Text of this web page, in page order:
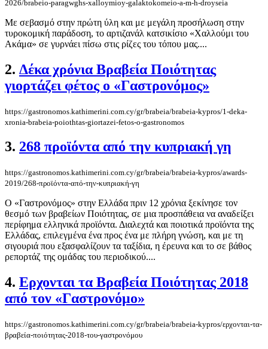
2026/brabeio-paragwghs-xalloymioy-galaktokomeio-a-m-h-droyseia
Με σεβασμό στην πρώτη ύλη και με μεγάλη προσήλωση στην
τυροκομική παράδοση, το αρτιζανάλ κατσικίσιο «Χαλλούμι του
Ακάμα» σε γυρνάει πίσω στις ρίζες του τόπου μας....
2. Δέκα χρόνια Βραβεία Ποιότητας
γιορτάζει φέτος ο «Γαστρονόμος»
https://gastronomos.kathimerini.com.cy/gr/brabeia/brabeia-kypros/1-deka-
xronia-brabeia-poiothtas-giortazei-fetos-o-gastronomos
3. 268 προϊόντα από την κυπριακή γη
https://gastronomos.kathimerini.com.cy/gr/brabeia/brabeia-kypros/awards-
2019/268-προϊόντα-από-την-κυπριακή-γη
Ο «Γαστρονόμος» στην Ελλάδα πριν 12 χρόνια ξεκίνησε τον
θεσμό των βραβείων Ποιότητας, σε μια προσπάθεια να αναδείξει
περίφημα ελληνικά προϊόντα. Διαλεχτά και ποιοτικά προϊόντα της
Ελλάδας, επιλεγμένα ένα προς ένα με πλήρη γνώση, και με τη
σιγουριά που εξασφαλίζουν τα ταξίδια, η έρευνα και το σε βάθος
ρεπορτάζ της ομάδας του περιοδικού....
4. Ερχονται τα Βραβεία Ποιότητας 2018
από τον «Γαστρονόμο»
https://gastronomos.kathimerini.com.cy/gr/brabeia/brabeia-kypros/ερχονται-τα-
βραβεία-ποιότητας-2018-του-γαστρονόμου